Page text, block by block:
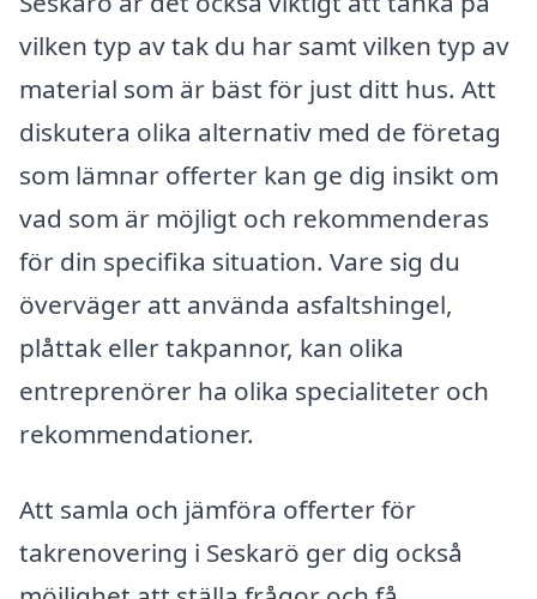
vilken typ av tak du har samt vilken typ av
material som är bäst för just ditt hus. Att
diskutera olika alternativ med de företag
som lämnar offerter kan ge dig insikt om
vad som är möjligt och rekommenderas
för din specifika situation. Vare sig du
överväger att använda asfaltshingel,
plåttak eller takpannor, kan olika
entreprenörer ha olika specialiteter och
rekommendationer.
Att samla och jämföra offerter för
takrenovering i Seskarö ger dig också